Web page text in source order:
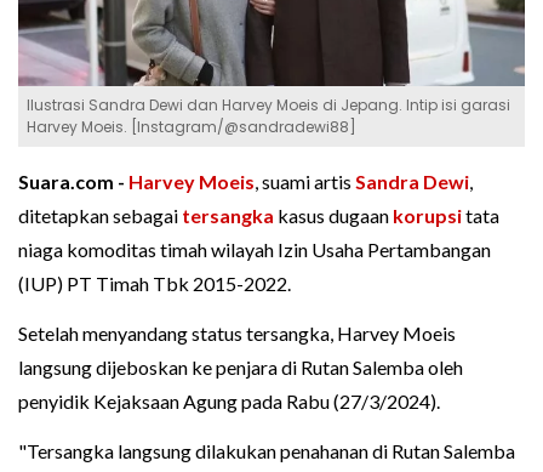
Ilustrasi Sandra Dewi dan Harvey Moeis di Jepang. Intip isi garasi
Harvey Moeis. [Instagram/@sandradewi88]
Suara.com - Harvey Moeis, suami artis Sandra Dewi,
ditetapkan sebagai tersangka kasus dugaan korupsitata
niaga komoditas timah wilayah Izin Usaha Pertambangan
(IUP) PT Timah Tbk 2015-2022.
Setelah menyandang status tersangka, Harvey Moeis
langsung dijeboskan ke penjara di Rutan Salemba oleh
penyidik Kejaksaan Agung pada Rabu (27/3/2024).
"Tersangka langsung dilakukan penahanan di Rutan Salemba